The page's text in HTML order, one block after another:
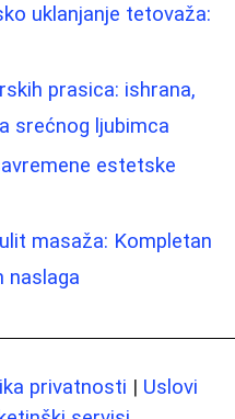
uklanjanje tetovaža:
prasica: ishrana,
srećnog ljubimca
estetske
masaža: Kompletan
naslaga
privatnosti | Uslovi